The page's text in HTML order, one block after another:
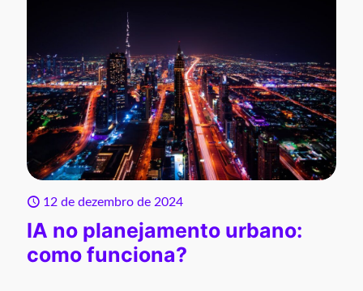
12 de dezembro de 2024
IA no planejamento urbano:
como funciona?